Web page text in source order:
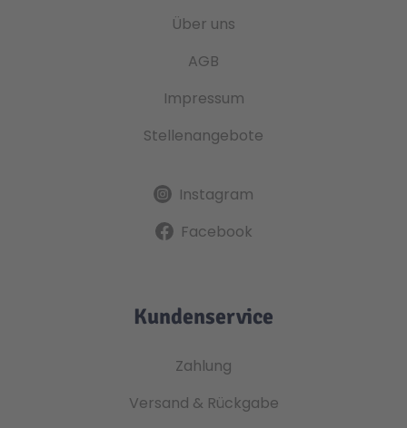
Über uns
AGB
Impressum
Stellenangebote
Instagram
Facebook
Kundenservice
Zahlung
Versand & Rückgabe